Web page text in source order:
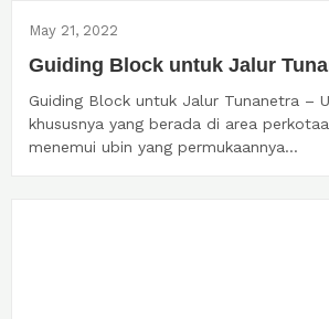
May 21, 2022
Guiding Block untuk Jalur
Guiding Block untuk Jalur Tunanetra –
khususnya yang berada di area
menemui ubin yang permukaannya...